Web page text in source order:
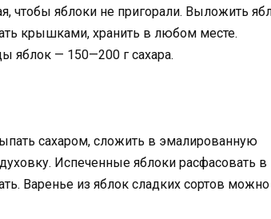
чтобы яблоки не пригорали. Выложить
крышками, хранить в любом месте.
яблок — 150—200 г сахара.
сахаром, сложить в эмалированную
Испеченные яблоки расфасовать в
Варенье из яблок сладких сортов можно